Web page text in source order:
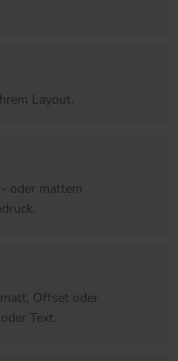
Layout.
oder mattem
Offset oder
Text.